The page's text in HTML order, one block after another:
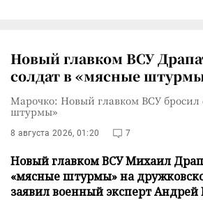
Новый главком ВСУ
солдат в «мясные
Марочко: Новый главком ВСУ бросил
штурмы»
8 августа 2026, 01:20 7
Новый главком ВСУ Михаил
«мясные штурмы» на
заявил военный эксперт